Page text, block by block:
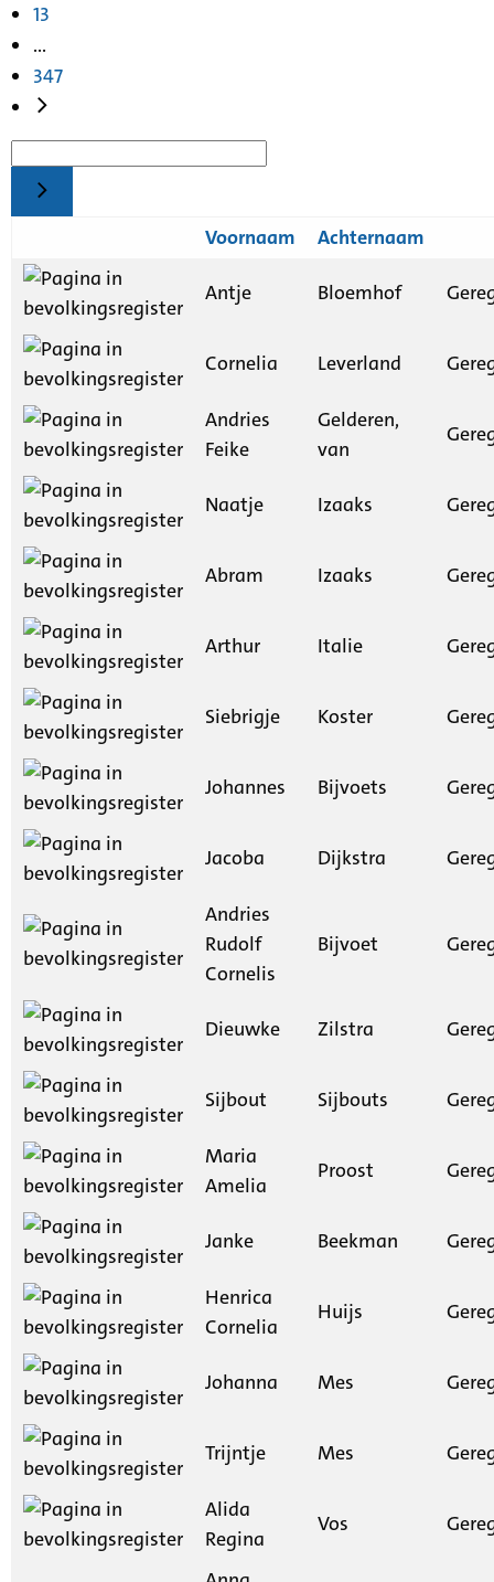
13
...
347
Voornaam Achternaam
Antje Bloemhof
Cornelia Leverland
Andries
Feike
Gelderen,
van
Naatje Izaaks
Abram Izaaks
Arthur Italie
Siebrigje Koster
Johannes Bijvoets
Jacoba Dijkstra
Andries
Rudolf
Cornelis
Bijvoet
Dieuwke Zilstra
Sijbout Sijbouts
Maria
Amelia
Proost
Janke Beekman
Henrica
Cornelia
Huijs
Johanna Mes
Trijntje Mes
Alida
Regina
Vos